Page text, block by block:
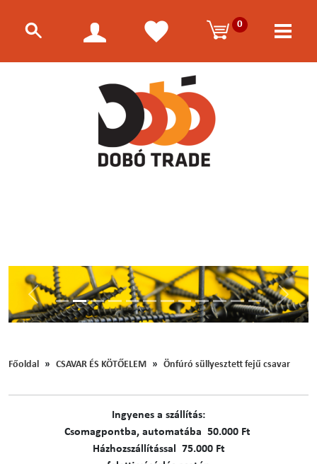
0
Előző
Főoldal CSAVAR ÉS KÖTŐELEM Önfúró süllyesztett fejű csavar
Ingyenes a szállítás:
C​​​somagpontba, automatába 50.000 Ft
Házhozszállítással 75.000 Ft